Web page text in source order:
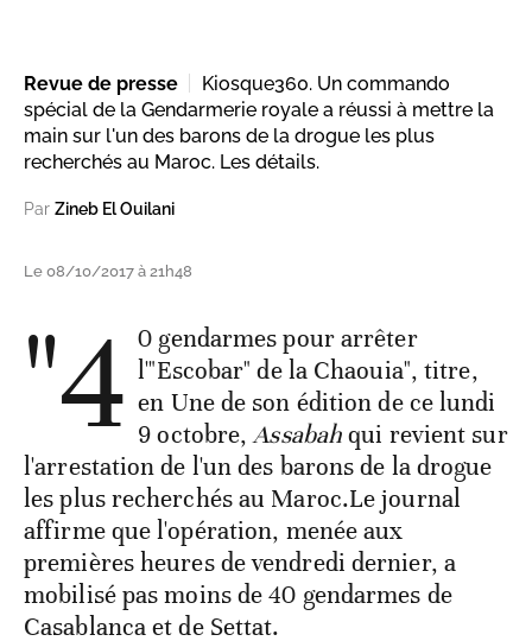
Revue de presse
Kiosque360. Un commando
spécial de la Gendarmerie royale a réussi à mettre la
main sur l'un des barons de la drogue les plus
recherchés au Maroc. Les détails.
Par Zineb El Ouilani
Le 08/10/2017 à 21h48
"4 0 gendarmes pour arrêter
l'"Escobar" de la Chaouia", titre,
en Une de son édition de ce lundi
9 octobre,Assabahqui revient sur
l'arrestation de l'un des barons de la drogue
les plus recherchés au Maroc.Le journal
affirme que l'opération, menée aux
premières heures de vendredi dernier, a
mobilisé pas moins de 40 gendarmes de
Casablanca et de Settat.